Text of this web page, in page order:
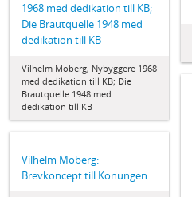
1968 med dedikation till KB;
Die Brautquelle 1948 med
dedikation till KB
Vilhelm Moberg, Nybyggere 1968
med dedikation till KB; Die
Brautquelle 1948 med
dedikation till KB
Vilhelm Moberg:
Brevkoncept till Konungen